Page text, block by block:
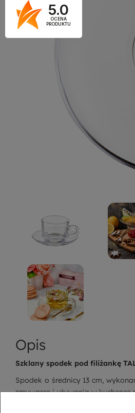
Opis
Szklany spodek pod filiżankę
Spodek o średnicy 13 cm,
zmywarce i używania w kuchence
5.0
OCENA
PRODUKTU